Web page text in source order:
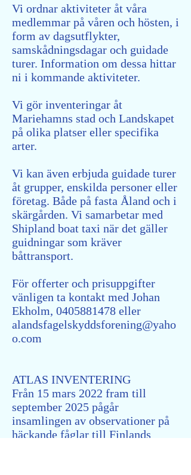
Vi ordnar aktiviteter åt våra
medlemmar på våren och hösten, i
form av dagsutflykter,
samskådningsdagar och guidade
turer. Information om dessa hittar
ni i kommande aktiviteter.
Vi gör inventeringar åt
Mariehamns stad och Landskapet
på olika platser eller specifika
arter.
Vi kan även erbjuda guidade turer
åt grupper, enskilda personer eller
företag. Både på fasta Åland och i
skärgården. Vi samarbetar med
Shipland boat taxi när det gäller
guidningar som kräver
båttransport.
För offerter och prisuppgifter
vänligen ta kontakt med Johan
Ekholm, 0405881478 eller
alandsfagelskyddsforening@yaho
o.com
ATLAS INVENTERING
Från 15 mars 2022 fram till
september 2025 pågår
insamlingen av observationer på
häckande fåglar till Finlands